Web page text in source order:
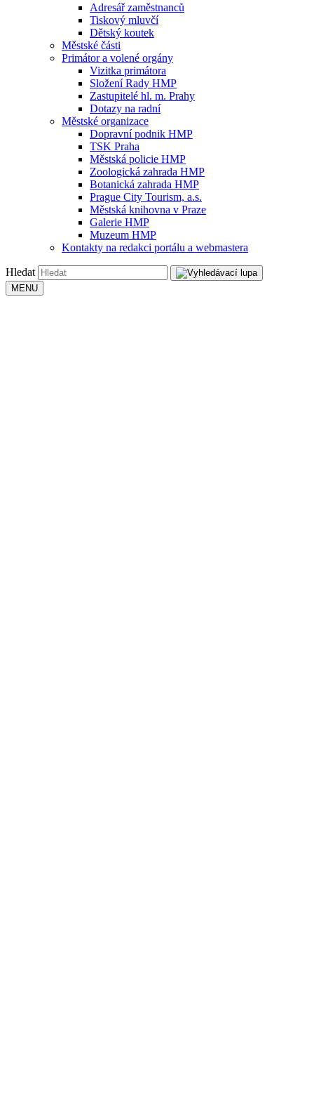
Adresář zaměstnanců
Tiskový mluvčí
Dětský koutek
Městské části
Primátor a volené orgány
Vizitka primátora
Složení Rady HMP
Zastupitelé hl. m. Prahy
Dotazy na radní
Městské organizace
Dopravní podnik HMP
TSK Praha
Městská policie HMP
Zoologická zahrada HMP
Botanická zahrada HMP
Prague City Tourism, a.s.
Městská knihovna v Praze
Galerie HMP
Muzeum HMP
Kontakty na redakci portálu a webmastera
Hledat
MENU